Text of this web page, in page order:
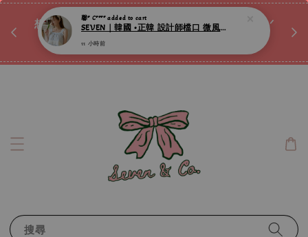
想訂製屬於自己的『水晶手鍊』嗎ꕀ♡ 私訊我們.ᐟ.ᐟ
📣Instagram 這邊按下去
搜尋